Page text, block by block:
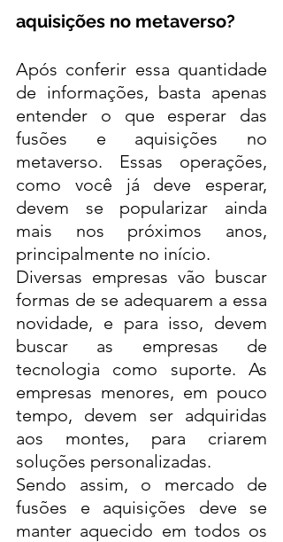
aquisições no metaverso?
Após conferir essa quantidade
de informações, basta apenas
entender o que esperar das
fusões e aquisições no
metaverso. Essas operações,
como você já deve esperar,
devem se popularizar ainda
mais nos próximos anos,
principalmente no início.
Diversas empresas vão buscar
formas de se adequarem a essa
novidade, e para isso, devem
buscar as empresas de
tecnologia como suporte. As
empresas menores, em pouco
tempo, devem ser adquiridas
aos montes, para criarem
soluções personalizadas.
Sendo assim, o mercado de
fusões e aquisições deve se
manter aquecido em todos os